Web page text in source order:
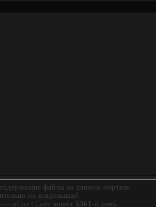
файлы на данном портале.
их владельцам!
uCoz Сайт живёт 5361 -й день.